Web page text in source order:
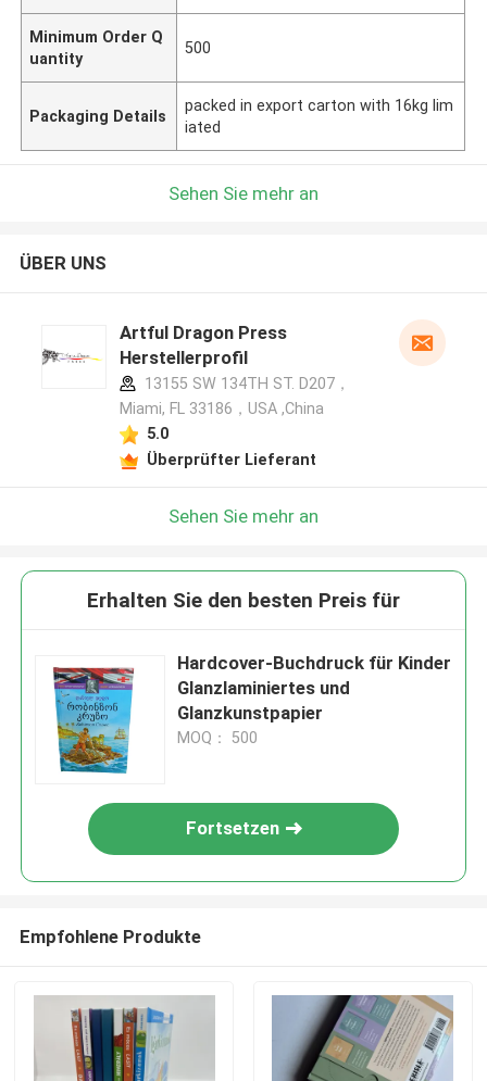
Minimum Order Q
uantity
500
Packaging Details
packed in export carton with 16kg lim
iated
Sehen Sie mehr an
ÜBER UNS
Artful Dragon Press
Herstellerprofil
13155 SW 134TH ST. D207，
Miami, FL 33186，USA ,China
5.0
Überprüfter Lieferant
Sehen Sie mehr an
Erhalten Sie den besten Preis für
Hardcover-Buchdruck für Kinder
Glanzlaminiertes und
Glanzkunstpapier
MOQ： 500
Fortsetzen
Empfohlene Produkte